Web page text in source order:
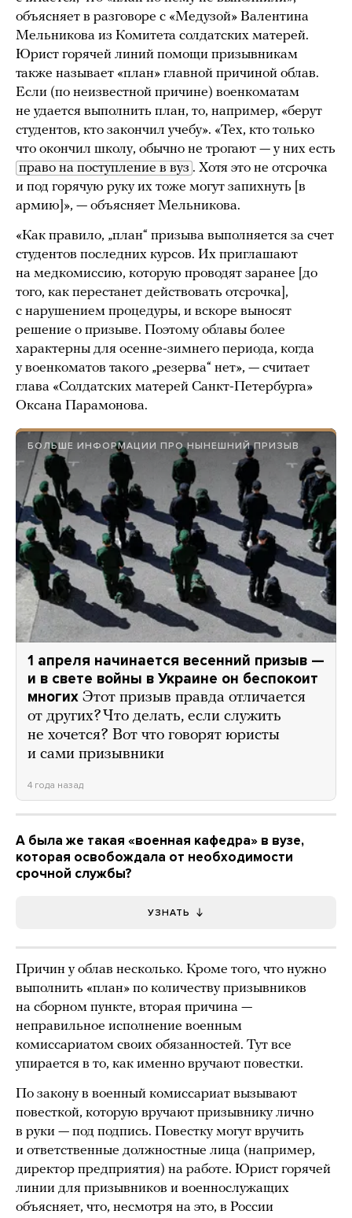
объясняет в разговоре с «Медузой» Валентина
Мельникова из Комитета солдатских матерей.
Юрист горячей линий помощи призывникам
также называет «план» главной причиной облав.
Если (по неизвестной причине) военкоматам
не удается выполнить план, то, например, «берут
студентов, кто закончил учебу». «Тех, кто только
что окончил школу, обычно не трогают — у них есть
право на поступление в вуз . Хотя это не отсрочка
и под горячую руку их тоже могут запихнуть [в
армию]», — объясняет Мельникова.
«Как правило, „план“ призыва выполняется за счет
студентов последних курсов. Их приглашают
на медкомиссию, которую проводят заранее [до
того, как перестанет действовать отсрочка],
с нарушением процедуры, и вскоре выносят
решение о призыве. Поэтому облавы более
характерны для осенне-зимнего периода, когда
у военкоматов такого „резерва“ нет», — считает
глава «Солдатских матерей Санкт-Петербурга»
Оксана Парамонова.
БОЛЬШЕ ИНФОРМАЦИИ ПРО НЫНЕШНИЙ ПРИЗЫВ
1 апреля начинается весенний призыв —
и в свете войны в Украине он беспокоит
многих Этот призыв правда отличается
от других? Что делать, если служить
не хочется? Вот что говорят юристы
и сами призывники
4 года назад
А была же такая «военная кафедра» в вузе,
которая освобождала от необходимости
срочной службы?
УЗНАТЬ
Причин у облав несколько. Кроме того, что нужно
выполнить «план» по количеству призывников
на сборном пункте, вторая причина —
неправильное исполнение военным
комиссариатом своих обязанностей. Тут все
упирается в то, как именно вручают повестки.
По закону в военный комиссариат вызывают
повесткой, которую вручают призывнику лично
в руки — под подпись. Повестку могут вручить
и ответственные должностные лица (например,
директор предприятия) на работе. Юрист горячей
линии для призывников и военнослужащих
объясняет, что, несмотря на это, в России